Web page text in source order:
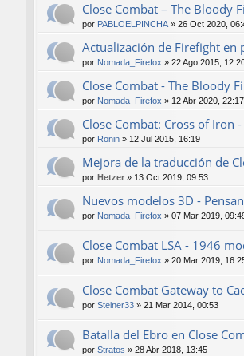
Close Combat – The Bloody
por PABLOELPINCHA » 26 Oct 2020,
Actualización de Firefight en
por Nomada_Firefox » 22 Ago 2015,
Close Combat - The Bloody
por Nomada_Firefox » 12 Abr 2020, 22:17
Close Combat: Cross of Iron
por Ronin » 12 Jul 2015, 16:19
Mejora de la traducción de
por Hetzer » 13 Oct 2019, 09:53
Nuevos modelos 3D -
por Nomada_Firefox » 07 Mar 2019,
Close Combat LSA - 1946
por Nomada_Firefox » 20 Mar 2019,
Close Combat Gateway to
por Steiner33 » 21 Mar 2014, 00:53
Batalla del Ebro en Close
por Stratos » 28 Abr 2018, 13:45